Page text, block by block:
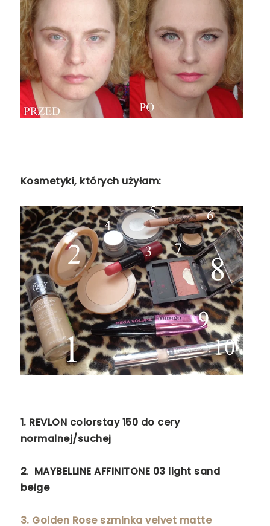
Kosmetyki, których użyłam:
1. REVLON colorstay 150 do cery
normalnej/suchej
2. MAYBELLINE AFFINITONE 03 light sand
beige
3. Golden Rose szminka velvet matte